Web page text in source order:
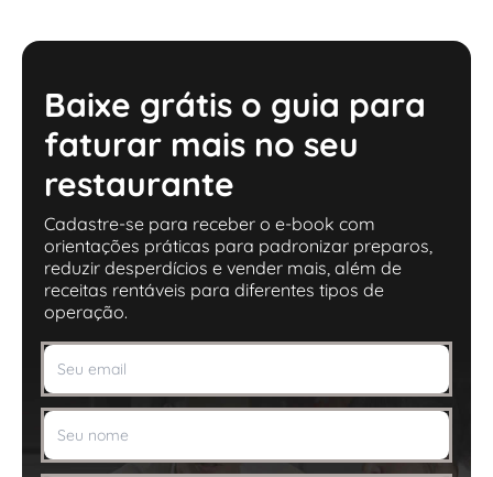
Baixe grátis o guia para
faturar mais no seu
restaurante
Cadastre-se para receber o e-book com
orientações práticas para padronizar preparos,
reduzir desperdícios e vender mais, além de
receitas rentáveis para diferentes tipos de
operação.